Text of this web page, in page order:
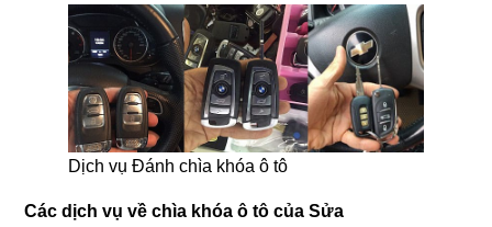
Dịch vụ Đánh chìa khóa ô tô
Các dịch vụ về chìa khóa ô tô của Sửa